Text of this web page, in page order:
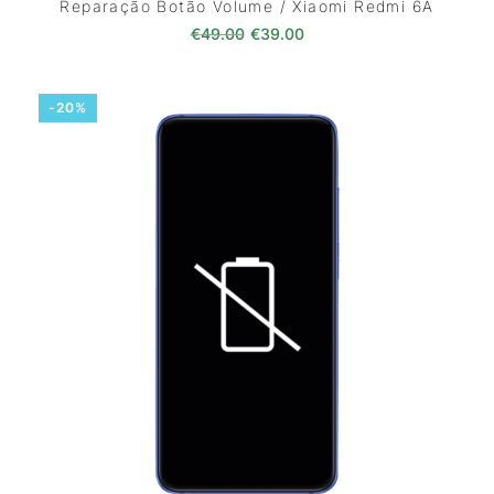
Reparação Botão Volume / Xiaomi Redmi 6A
€49.00 O preço original era: €49.00.
€39.00O preço atual é:
-20%